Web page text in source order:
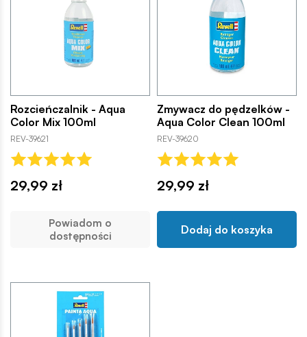
Rozcieńczalnik - Aqua
Color Mix 100ml
REV-39621
29,99 zł
Powiadom o
dostępności
Zmywacz do pędzelków -
Aqua Color Clean 100ml
REV-39620
29,99 zł
Dodaj do koszyka